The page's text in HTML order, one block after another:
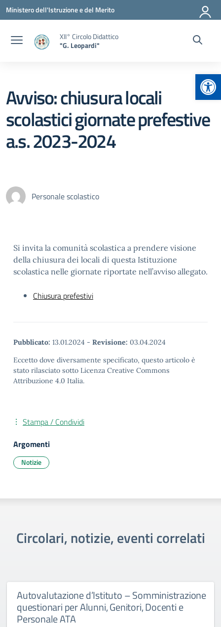
Vai ai contenuti
Vai al menu di navigazione
Vai al footer
Ministero dell'Istruzione e del Merito
XII° Circolo Didattico
"G. Leopardi"
Avviso: chiusura locali
scolastici giornate prefestive
a.s. 2023-2024
Personale scolastico
Si invita la comunità scolastica a prendere visione
della chiusura dei locali di questa Istituzione
scolastica nelle giornate riportate nell’avviso allegato.
Chiusura prefestivi
Pubblicato: 13.01.2024 - Revisione: 03.04.2024
Eccetto dove diversamente specificato, questo articolo è
stato rilasciato sotto Licenza Creative Commons
Attribuzione 4.0 Italia.
Stampa / Condividi
Argomenti
Notizie
Circolari, notizie, eventi correlati
Autovalutazione d’Istituto – Somministrazione
questionari per Alunni, Genitori, Docenti e
Personale ATA